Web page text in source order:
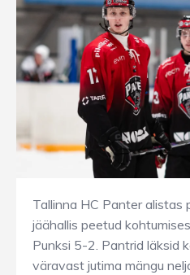
Tallinna HC Panter alistas
jäähallis peetud
Punksi 5-2. Pantrid läksid
väravast jutima mängu